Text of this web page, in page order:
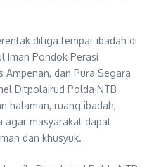
ditiga tempat ibadah di
Iman Pondok Perasi
Ampenan, dan Pura Segara
Ditpolairud Polda NTB
halaman, ruang ibadah,
agar masyarakat dapat
dan khusyuk.